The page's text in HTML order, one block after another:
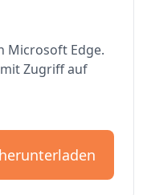
Microsoft Edge.
Zugriff auf